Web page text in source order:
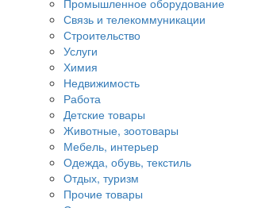
Промышленное оборудование
Связь и телекоммуникации
Строительство
Услуги
Химия
Недвижимость
Работа
Детские товары
Животные, зоотовары
Мебель, интерьер
Одежда, обувь, текстиль
Отдых, туризм
Прочие товары